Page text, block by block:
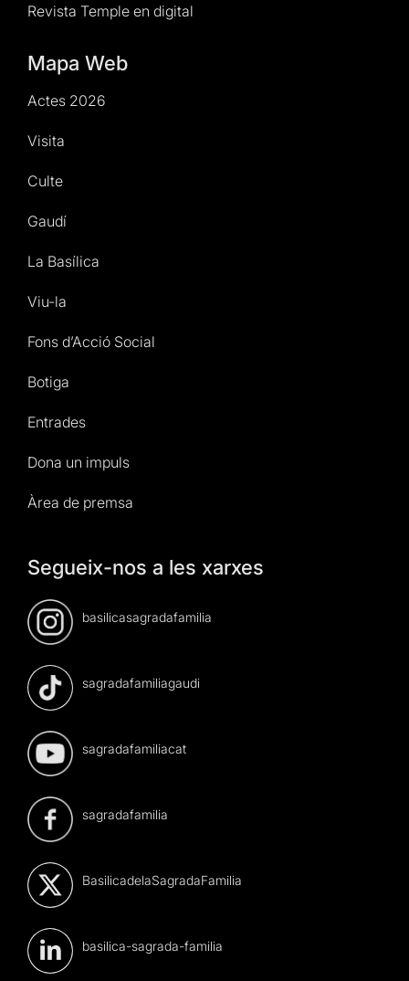
Revista Temple en digital
Mapa Web
Actes 2026
Visita
Culte
Gaudí
La Basílica
Viu-la
Fons d’Acció Social
Botiga
Entrades
Dona un impuls
Àrea de premsa
Segueix-nos a les xarxes
basilicasagradafamilia
sagradafamiliagaudi
sagradafamiliacat
sagradafamilia
BasilicadelaSagradaFamilia
basilica-sagrada-familia